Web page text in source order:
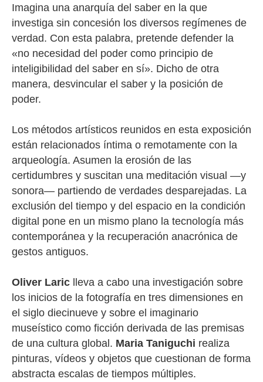
Imagina una anarquía del saber en la que
investiga sin concesión los diversos regímenes de
verdad. Con esta palabra, pretende defender la
«no necesidad del poder como principio de
inteligibilidad del saber en sí». Dicho de otra
manera, desvincular el saber y la posición de
poder.
Los métodos artísticos reunidos en esta exposición
están relacionados íntima o remotamente con la
arqueología. Asumen la erosión de las
certidumbres y suscitan una meditación visual —y
sonora— partiendo de verdades desparejadas. La
exclusión del tiempo y del espacio en la condición
digital pone en un mismo plano la tecnología más
contemporánea y la recuperación anacrónica de
gestos antiguos.
Oliver Laric lleva a cabo una investigación sobre
los inicios de la fotografía en tres dimensiones en
el siglo diecinueve y sobre el imaginario
museístico como ficción derivada de las premisas
de una cultura global. Maria Taniguchi realiza
pinturas, vídeos y objetos que cuestionan de forma
abstracta escalas de tiempos múltiples.